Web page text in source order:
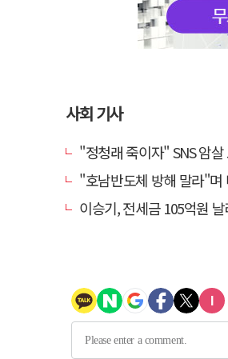
사회 기사
"정청래 죽이자" SNS 암살 모
"호남반도체 방해 말라"며 미군
이승기, 전세금 105억원 날리